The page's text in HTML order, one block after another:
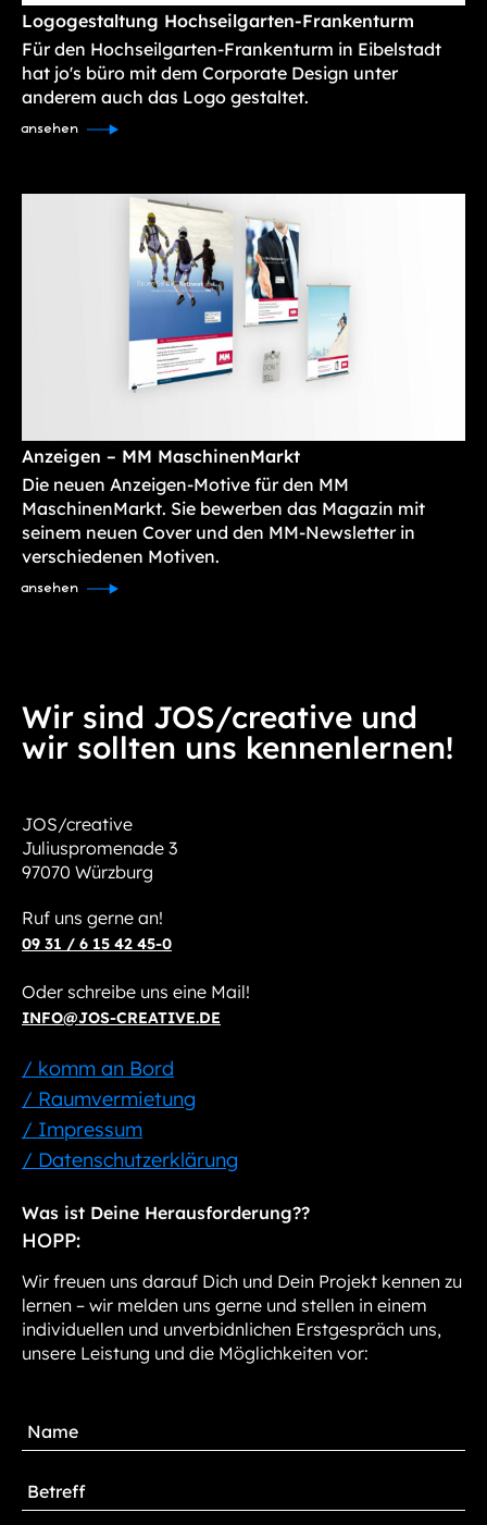
Logogestaltung Hochseilgarten-Frankenturm
Für den Hochseilgarten-Frankenturm in Eibelstadt
hat jo's büro mit dem Corporate Design unter
anderem auch das Logo gestaltet.
ansehen
Anzeigen – MM MaschinenMarkt
Die neuen Anzeigen-Motive für den MM
MaschinenMarkt. Sie bewerben das Magazin mit
seinem neuen Cover und den MM-Newsletter in
verschiedenen Motiven.
ansehen
Wir sind JOS/creative und
wir sollten uns kennenlernen!
JOS/creative
Juliuspromenade 3
97070 Würzburg
Ruf uns gerne an!
09 31 / 6 15 42 45-0
Oder schreibe uns eine Mail!
INFO@JOS-CREATIVE.DE
/ komm an Bord
/ Raumvermietung
/ Impressum
/ Datenschutzerklärung
Was ist Deine Herausforderung??
HOPP:
Wir freuen uns darauf Dich und Dein Projekt kennen zu
lernen – wir melden uns gerne und stellen in einem
individuellen und unverbidnlichen Erstgespräch uns,
unsere Leistung und die Möglichkeiten vor: